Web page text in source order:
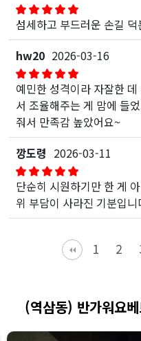
섬세하고 부드러운 손길
hw20 2026-03-16
예민한 성격이라 자잘한
서 조율해주는 게 맘에 들
줘서 만족감 높았어요~
깡도령 2026-03-11
단순히 시원하기만 한 게
위 부담이 사라진 기분입니
1 2
(역삼동) 반가워요